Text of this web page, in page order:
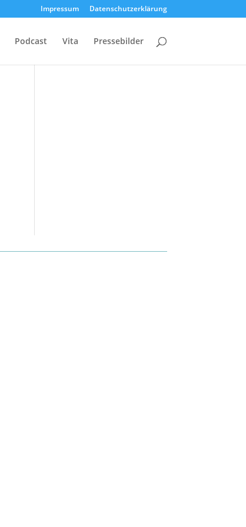
Impressum Datenschutzerklärung
Podcast Vita Pressebilder